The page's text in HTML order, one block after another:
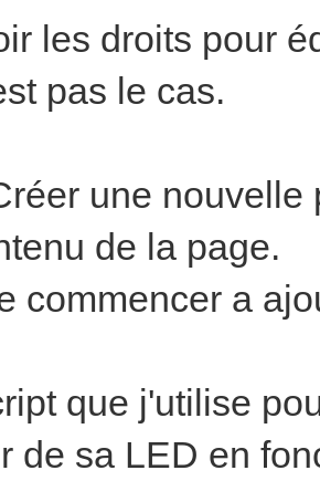
les droits pour
pas le cas.
une
de la page.
commencer a
que j'utilise
de sa LED en